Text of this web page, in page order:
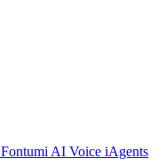
Fontumi AI Voice iAgents